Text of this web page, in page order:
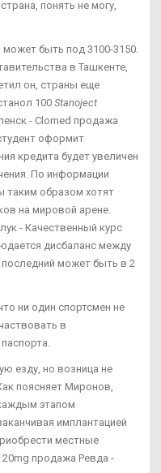
понять не могу,
быть под 3100-3150.
в Ташкенте,
он, страны еще
100 Stanoject
- Clomed продажа
оформит
кредита будет увеличен
По информации
таким образом хотят
на мировой арене.
- Качественный курс
дисбаланс между
может быть в 2
ни один спортсмен не
в
езду, но возница не
поясняет Миронов,
этапом
имплантацией
местные
продажа Ревда -